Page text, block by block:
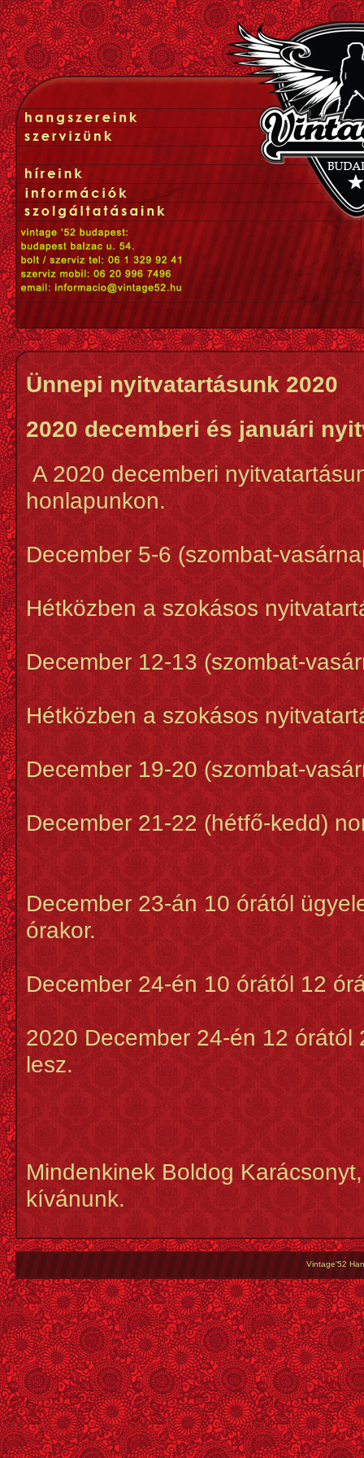
Ünnepi nyitvatartásunk 2020
2020 decemberi és januári
A 2020 decemberi
honlapunkon.
December 5-6 (szombat-
Hétközben a szokásos
December 12-13 (szombat-
Hétközben a szokásos
December 19-20 (szombat-
December 21-22 (hétfő-kedd)
December 23-án 10 órától
órakor.
December 24-én 10 órától 12
2020 December 24-én 12
lesz.
Mindenkinek Boldog
kívánunk.
Vintage'52